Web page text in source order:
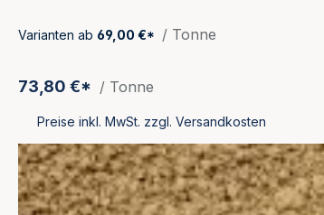
Varianten ab 69,00 €* / Tonne
73,80 €* / Tonne
Preise inkl. MwSt. zzgl. Versandkosten